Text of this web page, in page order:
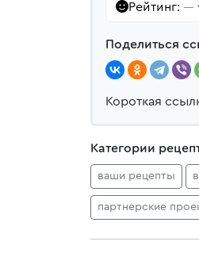
Рейтинг: —
Поделиться
Короткая
Категории
ваши рецепты
партнерские